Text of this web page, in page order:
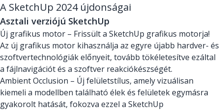
A SketchUp 2024 újdonságai
Asztali verziójú SketchUp
Új grafikus motor – Frissült a SketchUp grafikus motorja!
Az új grafikus motor kihasználja az egyre újabb hardver- és
szoftvertechnológiák előnyeit, tovább tökéletesítve ezáltal
a fájlnavigációt és a szoftver reakciókészségét.
Ambient Occlusion – Új felületstílus, amely vizuálisan
kiemeli a modellben található élek és felületek egymásra
gyakorolt hatását, fokozva ezzel a SketchUp